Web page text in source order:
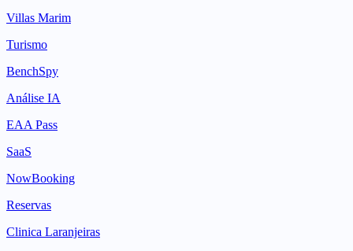
Villas Marim
Turismo
BenchSpy
Análise IA
EAA Pass
SaaS
NowBooking
Reservas
Clinica Laranjeiras